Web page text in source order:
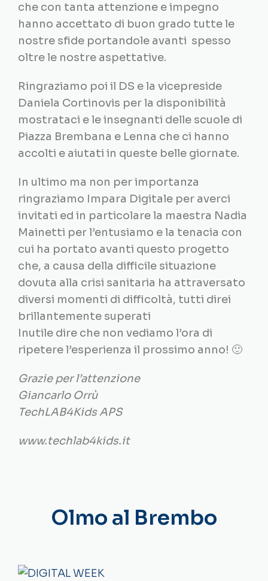
che con tanta attenzione e impegno
hanno accettato di buon grado tutte le
nostre sfide portandole avanti spesso
oltre le nostre aspettative.
Ringraziamo poi il DS e la vicepreside
Daniela Cortinovis per la disponibilità
mostrataci e le insegnanti delle scuole di
Piazza Brembana e Lenna che ci hanno
accolti e aiutati in queste belle giornate.
In ultimo ma non per importanza
ringraziamo Impara Digitale per averci
invitati ed in particolare la maestra Nadia
Mainetti per l’entusiamo e la tenacia con
cui ha portato avanti questo progetto
che, a causa della difficile situazione
dovuta alla crisi sanitaria ha attraversato
diversi momenti di difficoltà, tutti direi
brillantemente superati
Inutile dire che non vediamo l’ora di
ripetere l’esperienza il prossimo anno! 🙂
Grazie per l’attenzione
Giancarlo Orrù
TechLAB4Kids APS
www.techlab4kids.it
Olmo al Brembo